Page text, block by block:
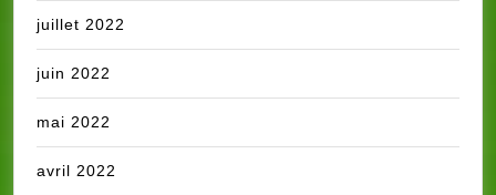
juillet 2022
juin 2022
mai 2022
avril 2022